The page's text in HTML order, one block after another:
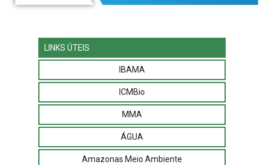
LINKS ÚTEIS
IBAMA
ICMBio
MMA
ÁGUA
Amazonas Meio Ambiente